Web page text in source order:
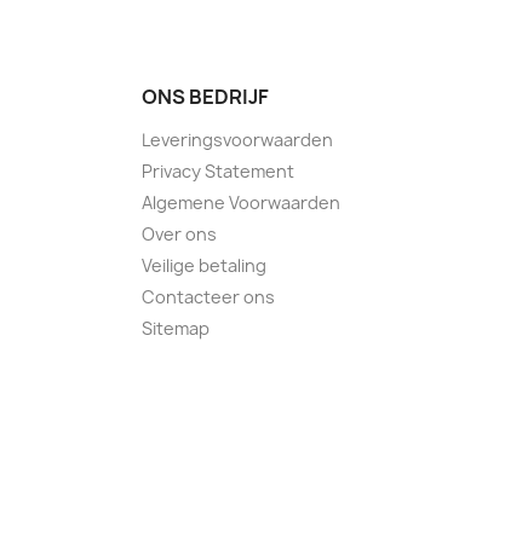
ONS BEDRIJF
Leveringsvoorwaarden
Privacy Statement
Algemene Voorwaarden
Over ons
Veilige betaling
Contacteer ons
Sitemap